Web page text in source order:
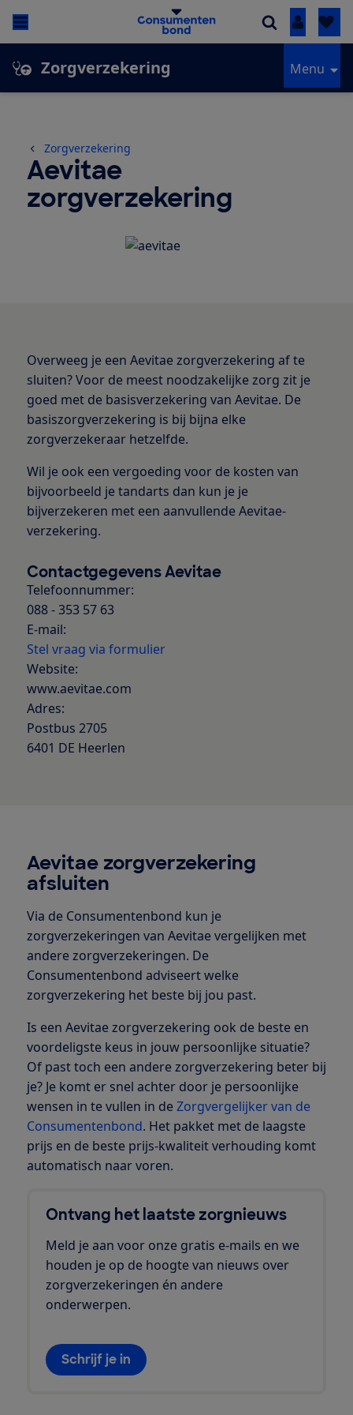
Inloggen
Zorgverzekering Menu
Zorgverzekering
Aevitae
zorgverzekering
Overweeg je een Aevitae zorgverzekering af te
sluiten? Voor de meest noodzakelijke zorg zit je
goed met de basisverzekering van Aevitae. De
basiszorgverzekering is bij bijna elke
zorgverzekeraar hetzelfde.
Wil je ook een vergoeding voor de kosten van
bijvoorbeeld je tandarts dan kun je je
bijverzekeren met een aanvullende Aevitae-
verzekering.
Contactgegevens Aevitae
Telefoonnummer:
088 - 353 57 63
E-mail:
Stel vraag via formulier
Website:
www.aevitae.com
Adres:
Postbus 2705
6401 DE Heerlen
Aevitae zorgverzekering
afsluiten
Via de Consumentenbond kun je
zorgverzekeringen van Aevitae vergelijken met
andere zorgverzekeringen. De
Consumentenbond adviseert welke
zorgverzekering het beste bij jou past.
Is een Aevitae zorgverzekering ook de beste en
voordeligste keus in jouw persoonlijke situatie?
Of past toch een andere zorgverzekering beter bij
je? Je komt er snel achter door je persoonlijke
wensen in te vullen in deZorgvergelijker van de
Consumentenbond. Het pakket met de laagste
prijs en de beste prijs-kwaliteit verhouding komt
automatisch naar voren.
Ontvang het laatste zorgnieuws
Meld je aan voor onze gratis e-mails en we
houden je op de hoogte van nieuws over
zorgverzekeringen én andere
onderwerpen.
Schrijf je in